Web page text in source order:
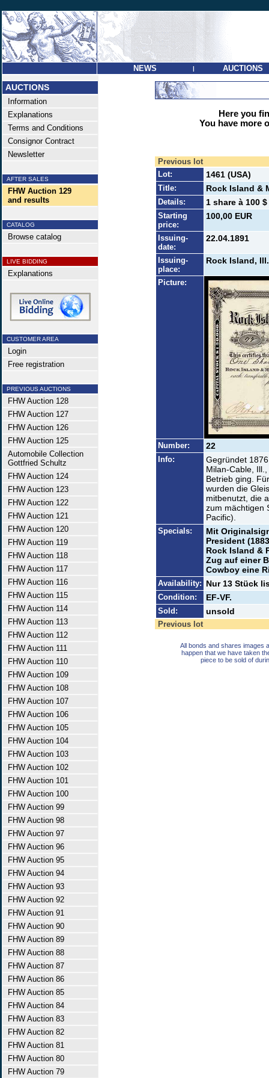
NEWS | AUCTIONS
AUCTIONS
Information
Explanations
Terms and Conditions
Consignor Contract
Newsletter
AFTER SALES
FHW Auction 129
and results
CATALOG
Browse catalog
LIVE BIDDING
Explanations
CUSTOMER AREA
Login
Free registration
PREVIOUS AUCTIONS
FHW Auction 128
FHW Auction 127
FHW Auction 126
FHW Auction 125
Automobile Collection
Gottfried Schultz
FHW Auction 124
FHW Auction 123
FHW Auction 122
FHW Auction 121
FHW Auction 120
FHW Auction 119
FHW Auction 118
FHW Auction 117
FHW Auction 116
FHW Auction 115
FHW Auction 114
FHW Auction 113
FHW Auction 112
FHW Auction 111
FHW Auction 110
FHW Auction 109
FHW Auction 108
FHW Auction 107
FHW Auction 106
FHW Auction 105
FHW Auction 104
FHW Auction 103
FHW Auction 102
FHW Auction 101
FHW Auction 100
FHW Auction 99
FHW Auction 98
FHW Auction 97
FHW Auction 96
FHW Auction 95
FHW Auction 94
FHW Auction 93
FHW Auction 92
FHW Auction 91
FHW Auction 90
FHW Auction 89
FHW Auction 88
FHW Auction 87
FHW Auction 86
FHW Auction 85
FHW Auction 84
FHW Auction 83
FHW Auction 82
FHW Auction 81
FHW Auction 80
FHW Auction 79
Here you
You have more
Previous lot
Lot:
1461 (USA)
Title: Rock Island &
Details: 1 share à 100
Starting
price:
100,00 EUR
Issuing-
date:
22.04.1891
Issuing-
place:
Rock Island, Ill.
Picture:
Number: 22
Info:
Gegründet
Milan-Cable,
Betrieb ging.
wurden die
mitbenutzt, die
zum mächtigen
Pacific).
Specials:
Mit
President
Rock Island &
Zug auf einer
Cowboy eine
Availability: Nur 13 Stück
Condition: EF-VF.
Sold: unsold
Previous lot
All bonds and shares images
happen that we have taken
piece to be sold of